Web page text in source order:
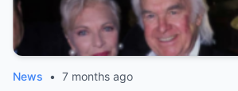
News • 7 months ago